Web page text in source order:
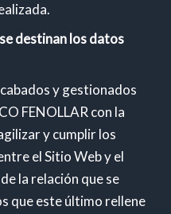
destinan los datos
y gestionados
FENOLLAR con la
y cumplir los
el Sitio Web y el
la relación que se
que este último rellene